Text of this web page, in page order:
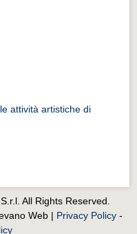
attività artistiche di
All Rights Reserved.
Web | Privacy Policy-